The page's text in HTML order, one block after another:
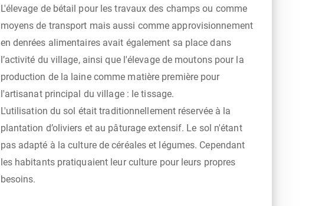
L'élevage de bétail pour les travaux des champs ou comme
moyens de transport mais aussi comme approvisionnement
en denrées alimentaires avait également sa place dans
l’activité du village, ainsi que l'élevage de moutons pour la
production de la laine comme matière première pour
l'artisanat principal du village : le tissage.
L'utilisation du sol était traditionnellement réservée à la
plantation d’oliviers et au pâturage extensif. Le sol n'étant
pas adapté à la culture de céréales et légumes. Cependant
les habitants pratiquaient leur culture pour leurs propres
besoins.